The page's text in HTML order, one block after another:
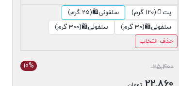
پت🫙(120 گرم)
سلفونی🛍(25 گرم)
سلفونی🛍(30 گرم)
سلفونی🛍(300 گرم)
حذف انتخاب
10% 25,400قیمت
اصلی: